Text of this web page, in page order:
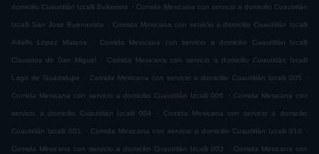
domicilio Cuautitlán Izcalli Bellavista . Comida Mexicana con servicio a domicilio Cuautitlán
Izcalli San Jose Buenavista . Comida Mexicana con servicio a domicilio Cuautitlán Izcalli
Adolfo Lopez Mateos . Comida Mexicana con servicio a domicilio Cuautitlán Izcalli
Claustros de San Miguel . Comida Mexicana con servicio a domicilio Cuautitlán Izcalli
Lago de Guadalupe . Comida Mexicana con servicio a domicilio Cuautitlán Izcalli 005 .
Comida Mexicana con servicio a domicilio Cuautitlán Izcalli 006 . Comida Mexicana con
servicio a domicilio Cuautitlán Izcalli 004 . Comida Mexicana con servicio a domicilio
Cuautitlán Izcalli 001 . Comida Mexicana con servicio a domicilio Cuautitlán Izcalli 010 .
Comida Mexicana con servicio a domicilio Cuautitlán Izcalli 003 . Comida Mexicana con